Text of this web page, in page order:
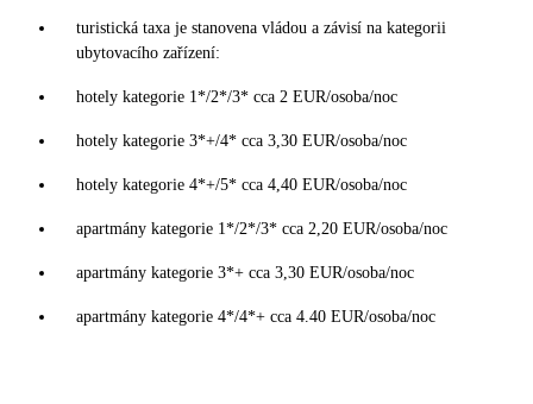
turistická taxa je stanovena vládou a závisí na kategorii
ubytovacího zařízení:
hotely kategorie 1*/2*/3* cca 2 EUR/osoba/noc
hotely kategorie 3*+/4* cca 3,30 EUR/osoba/noc
hotely kategorie 4*+/5* cca 4,40 EUR/osoba/noc
apartmány kategorie 1*/2*/3* cca 2,20 EUR/osoba/noc
apartmány kategorie 3*+ cca 3,30 EUR/osoba/noc
apartmány kategorie 4*/4*+ cca 4.40 EUR/osoba/noc